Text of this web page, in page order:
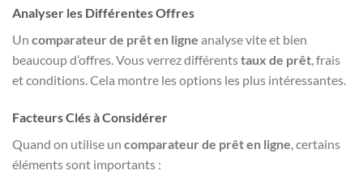
Analyser les Différentes Offres
Un comparateur de prêt en ligne analyse vite et bien
beaucoup d’offres. Vous verrez différentstaux de prêt, frais
et conditions. Cela montre les options les plus intéressantes.
Facteurs Clés à Considérer
Quand on utilise un comparateur de prêt en ligne , certains
éléments sont importants :